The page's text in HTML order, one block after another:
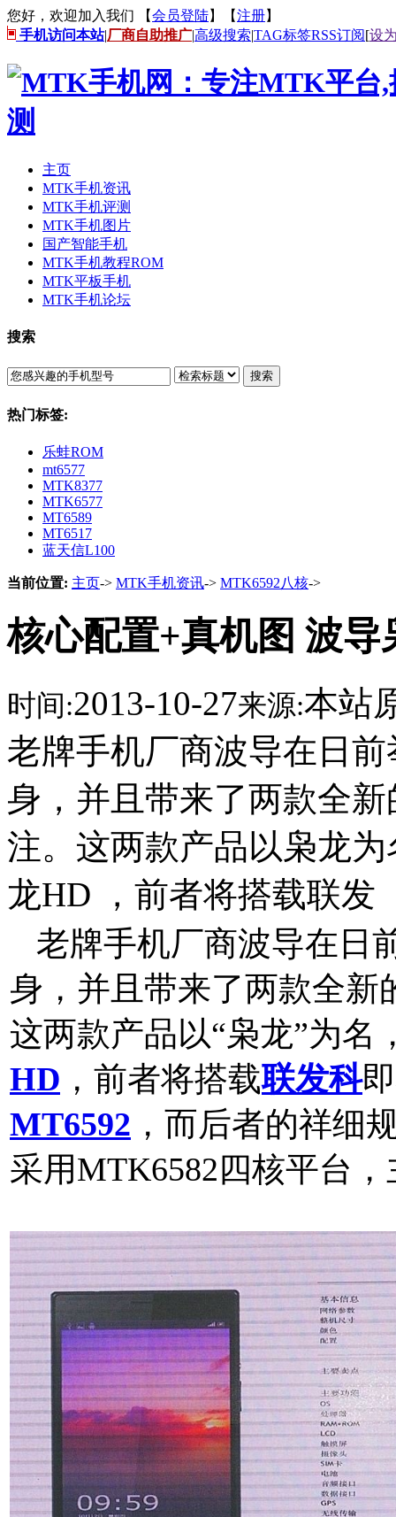
您好，欢迎加入我们 【会员登陆】【注册】
手机访问本站|厂商自助推广|高级搜索|TAG标签RSS订阅[设
主页
MTK手机资讯
MTK手机评测
MTK手机图片
国产智能手机
MTK手机教程ROM
MTK平板手机
MTK手机论坛
搜索
搜索
热门标签:
乐蛙ROM
mt6577
MTK8377
MTK6577
MT6589
MT6517
蓝天信L100
当前位置: 主页-> MTK手机资讯-> MTK6592八核->
核心配置+真机图 波
时间:2013-10-27来源:本站
老牌手机厂商波导在日
身，并且带来了两款全
注。这两款产品以枭龙
龙HD ，前者将搭载联发
老牌手机厂商波导在日
身，并且带来了两款全新
这两款产品以“枭龙”为名
HD ，前者将搭载联发科
MT6592 ，而后者的祥细
采用MTK6582四核平台